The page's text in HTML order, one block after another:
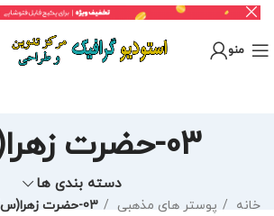
منو
03-حضرت زهرا(س)
دسته بندی ها
خانه پوستر های مذهبی
03-حضرت زهرا(س)